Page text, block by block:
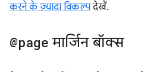
करने के ज़्यादा विकल्पदेखें.
@page मार्जिन बॉक्स